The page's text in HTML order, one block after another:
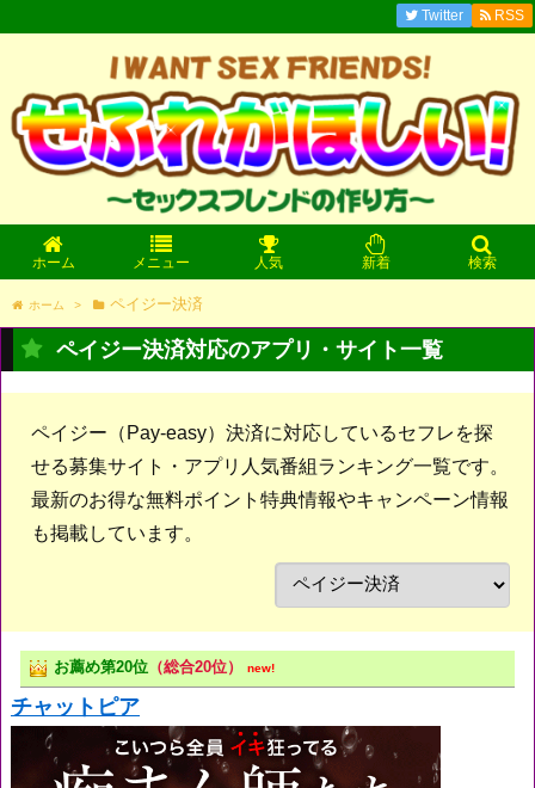
ホーム メニュー 人気 新着 検索
Twitter RSS
ホーム > ペイジー決済
ペイジー決済対応のアプリ・サイト一覧
ペイジー（Pay-easy）決済に対応しているセフレを探
せる募集サイト・アプリ人気番組ランキング一覧です。
最新のお得な無料ポイント特典情報やキャンペーン情報
も掲載しています。
お薦め第20位 （総合20位） new!
チャットピア